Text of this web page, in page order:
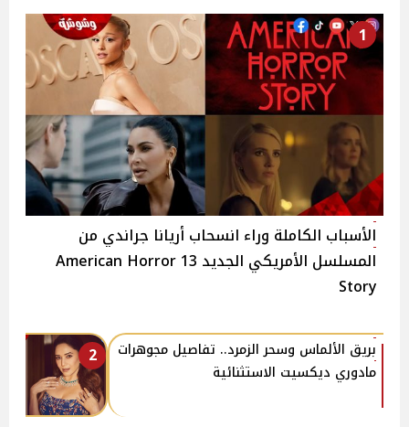
1
الأسباب الكاملة وراء انسحاب أريانا جراندي من
المسلسل الأمريكي الجديد 13 American Horror
Story
2
بريق الألماس وسحر الزمرد.. تفاصيل مجوهرات
مادوري ديكسيت الاستثنائية